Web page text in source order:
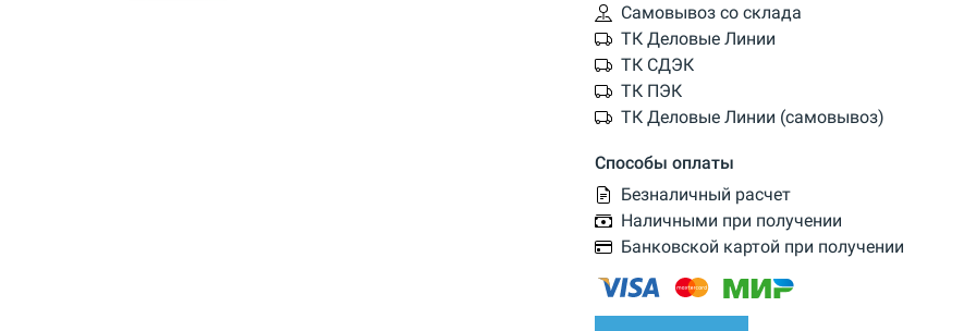
Самовывоз со склада
ТК Деловые Линии
ТК СДЭК
ТК ПЭК
ТК Деловые Линии (самовывоз)
Способы оплаты
Безналичный расчет
Наличными при получении
Банковской картой при получении